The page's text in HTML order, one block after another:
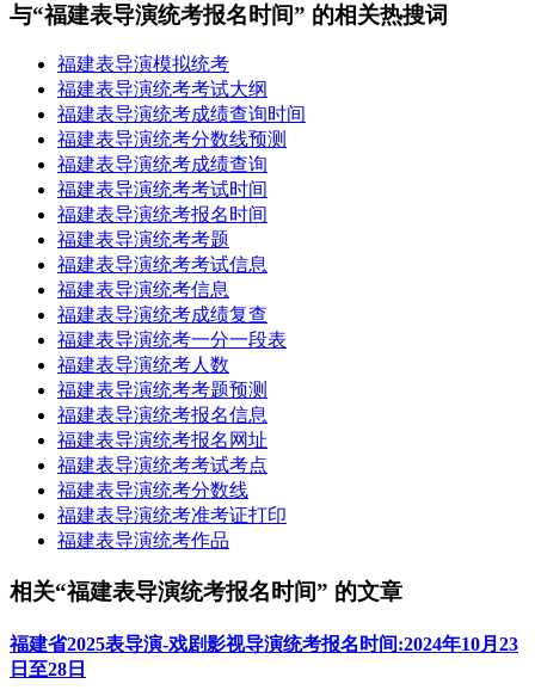
与“福建表导演统考报名时间” 的相关热搜词
福建表导演模拟统考
福建表导演统考考试大纲
福建表导演统考成绩查询时间
福建表导演统考分数线预测
福建表导演统考成绩查询
福建表导演统考考试时间
福建表导演统考报名时间
福建表导演统考考题
福建表导演统考考试信息
福建表导演统考信息
福建表导演统考成绩复查
福建表导演统考一分一段表
福建表导演统考人数
福建表导演统考考题预测
福建表导演统考报名信息
福建表导演统考报名网址
福建表导演统考考试考点
福建表导演统考分数线
福建表导演统考准考证打印
福建表导演统考作品
相关“福建表导演统考报名时间” 的文章
福建省2025表导演-戏剧影视导演统考报名时间:2024年10月23
日至28日